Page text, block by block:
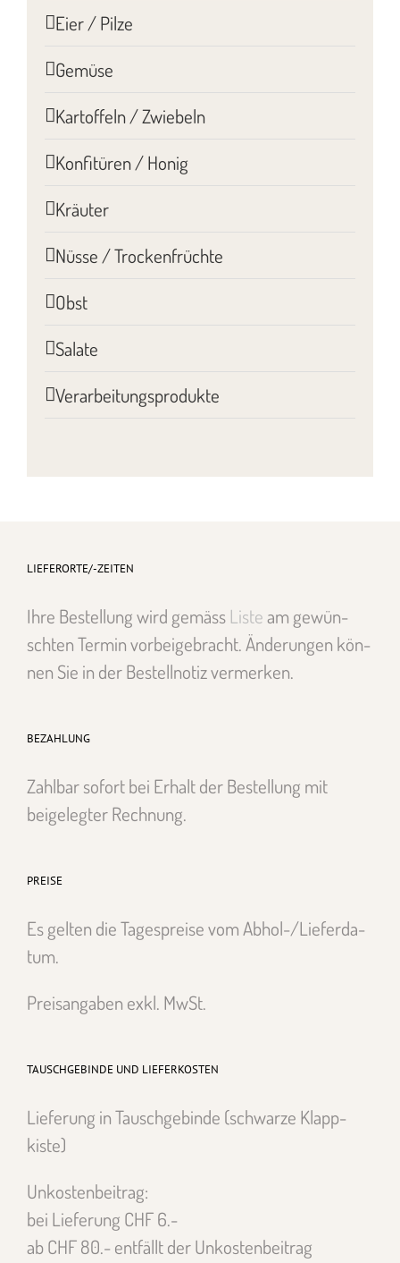
Eier / Pilze
Gemüse
Kartoffeln / Zwiebeln
Konfitüren / Honig
Kräuter
Nüsse / Trockenfrüchte
Obst
Salate
Verarbeitungsprodukte
LIEFERORTE/-ZEITEN
Ihre Bestel­lung wird gemäss Listeam gewün­
scht­en Ter­min vor­beige­bracht. Änderun­gen kön­
nen Sie in der Bestell­no­tiz ver­merken.
BEZAHLUNG
Zahlbar sofort bei Erhalt der Bestel­lung mit
beigelegter Rech­nung.
PREISE
Es gel­ten die Tage­spreise vom Abhol-/Liefer­da­
tum.
Preisangaben exkl. MwSt.
TAUSCHGEBINDE UND LIEFERKOSTEN
Liefer­ung in Tauschge­binde (schwarze Klapp­
kiste)
Unkosten­beitrag:
bei Liefer­ung CHF 6.-
ab CHF 80.- ent­fällt der Unkosten­beitrag